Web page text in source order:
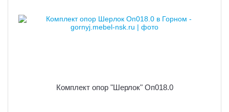
Комплект опор "Шерлок" Оп018.0